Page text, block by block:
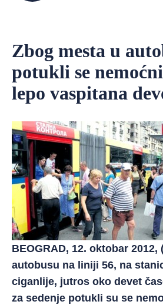
Zbog mesta u
potukli se
lepo vaspitana
BEOGRAD, 12. oktobar 2012,
autobusu na liniji 56, na
ciganlije, jutros oko devet
za sedenje potukli su se